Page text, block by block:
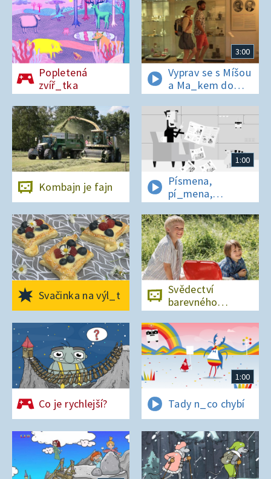
Popletená
zvíř_tka
3:00
Vyprav se s Míšou
a Ma_kem do
Dobrovických
muzeí
Kombajn je fajn
1:00
Písmena,
pí_mena,
písmena
Svačinka na výl_t
Svědectví
barevného
ostrova
Co je rychlejší?
1:00
Tady n_co chybí